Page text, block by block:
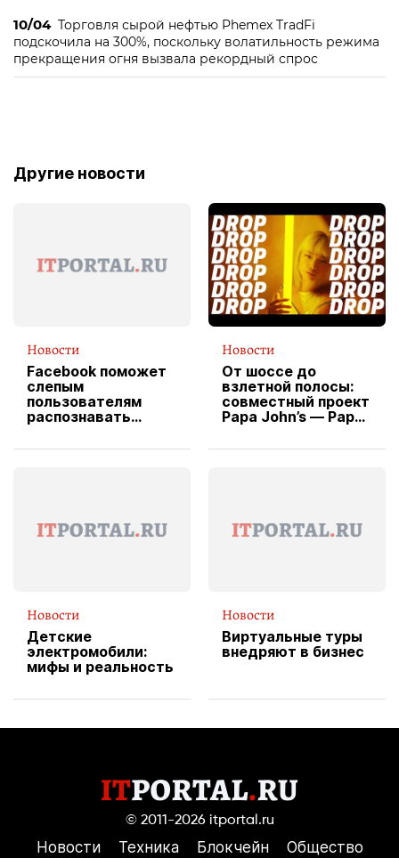
10/04 Торговля сырой нефтью Phemex TradFi
подскочила на 300%, поскольку волатильность режима
прекращения огня вызвала рекордный спрос
Другие новости
Новости
Facebook поможет
слепым
пользователям
распознавать
Новости
От шоссе до
взлетной полосы:
совместный проект
Papa John’s — Papa
вводит
Новости
Детские
электромобили:
мифы и реальность
Новости
Виртуальные туры
внедряют в бизнес
© 2011-2026 itportal.ru
Новости Техника Блокчейн Общество